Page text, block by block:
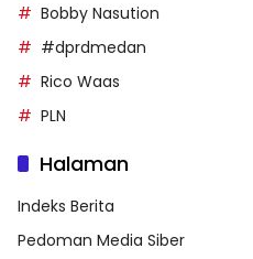
Bobby Nasution
#dprdmedan
Rico Waas
PLN
Halaman
Indeks Berita
Pedoman Media Siber